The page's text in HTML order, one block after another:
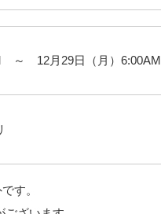
～ 12月29日（月）6:00AM
す。